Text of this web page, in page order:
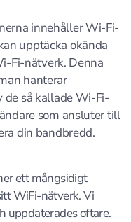
innehåller Wi-Fi-
upptäcka okända
Fi-nätverk. Denna
hanterar
de så kallade Wi-Fi-
som ansluter till
din bandbredd.
ett mångsidigt
WiFi-nätverk. Vi
uppdaterades oftare.